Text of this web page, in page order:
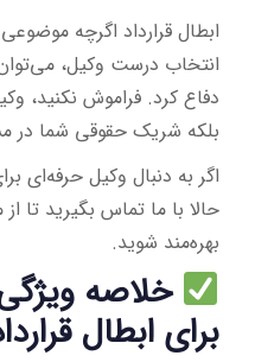
ابطال قرارداد اگرچه
انتخاب درست وکیل،
دفاع کرد. فراموش نکنید،
بلکه شریک حقوقی شما در
اگر به دنبال وکیل حرفه‌ای
حالا با ما تماس بگیرید
بهره‌مند شوید.
خلاصه
برای ابطال